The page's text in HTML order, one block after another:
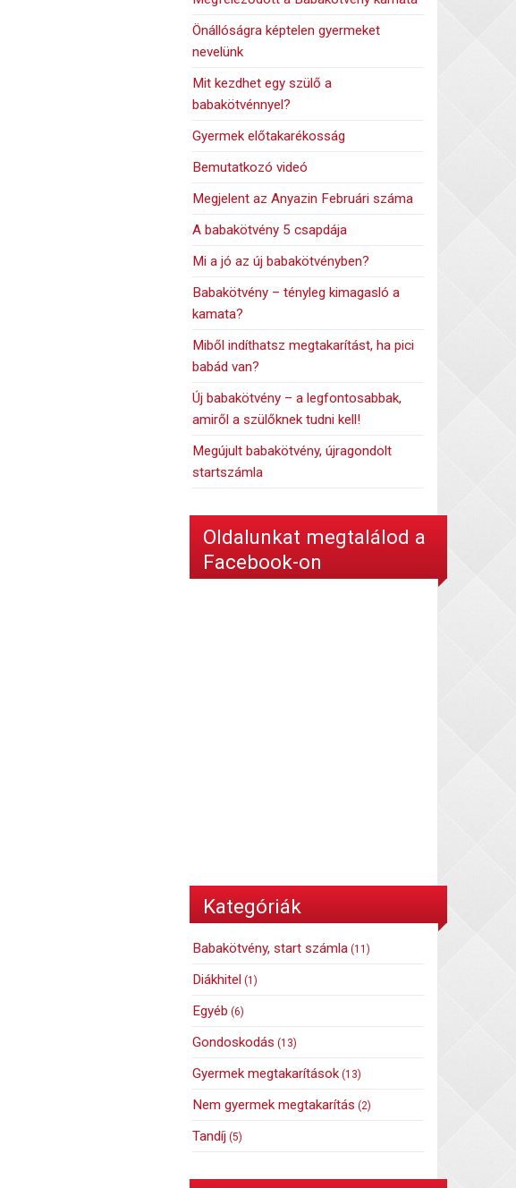
Önállóságra képtelen gyermeket
nevelünk
Mit kezdhet egy szülő a
babakötvénnyel?
Gyermek előtakarékosság
Bemutatkozó videó
Megjelent az Anyazin Februári száma
A babakötvény 5 csapdája
Mi a jó az új babakötvényben?
Babakötvény – tényleg kimagasló a
kamata?
Miből indíthatsz megtakarítást, ha pici
babád van?
Új babakötvény – a legfontosabbak,
amiről a szülőknek tudni kell!
Megújult babakötvény, újragondolt
startszámla
Oldalunkat megtalálod a
Facebook-on
Kategóriák
Babakötvény, start számla (11)
Diákhitel (1)
Egyéb (6)
Gondoskodás (13)
Gyermek megtakarítások (13)
Nem gyermek megtakarítás (2)
Tandíj (5)